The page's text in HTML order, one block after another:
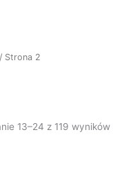
/ Strona 2
13–24 z 119 wyników